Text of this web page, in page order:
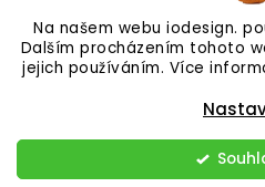
Na našem webu iodesign.
Dalším procházením tohoto
jejich používáním. Více
Copyright 2026 iodesign. .
Vytvořil Shoptet|
Odstoupit od smlouvy